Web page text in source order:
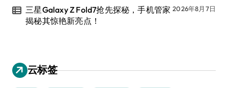
三星Galaxy Z Fold7抢先探秘，手机管家
揭秘其惊艳新亮点！
2026年8月7日
云标签